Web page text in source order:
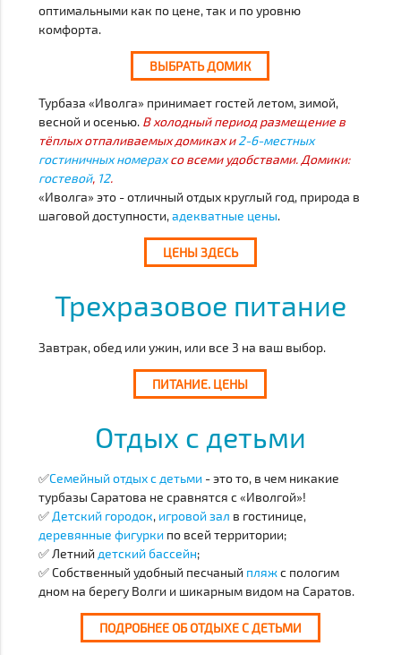
оптимальными как по цене, так и по уровню
комфорта.
ВЫБРАТЬ ДОМИК
Турбаза «Иволга» принимает гостей летом, зимой,
весной и осенью. В холодный период размещение в
тёплых отпаливаемых домиках и2-6-местных
гостиничных номерахсо всеми удобствами. Домики:
гостевой, 12.
«Иволга» это - отличный отдых круглый год, природа в
шаговой доступности,адекватные цены.
ЦЕНЫ ЗДЕСЬ
Трехразовое питание
Завтрак, обед или ужин, или все 3 на ваш выбор.
ПИТАНИЕ. ЦЕНЫ
Отдых с детьми
✅Семейный отдых с детьми- это то, в чем никакие
турбазы Саратова не сравнятся с «Иволгой»!
✅Детский городок, игровой зал в гостинице,
деревянные фигуркипо всей территории;
✅ Летний детский бассейн;
✅ Собственный удобный песчаный пляжс пологим
дном на берегу Волги и шикарным видом на Саратов.
ПОДРОБНЕЕ ОБ ОТДЫХЕ С ДЕТЬМИ